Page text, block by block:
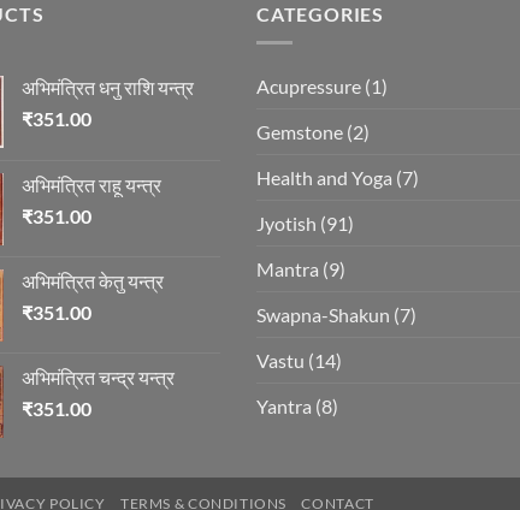
अभिमंत्रित धनु राशि यन्त्र
₹351.00
अभिमंत्रित राहू यन्त्र
₹351.00
अभिमंत्रित केतु यन्त्र
₹351.00
अभिमंत्रित चन्द्र यन्त्र
₹351.00
CATEGORIES
Acupressure (1)
Gemstone (2)
Health and Yoga (7)
Jyotish (91)
Mantra (9)
Swapna-Shakun (7)
Vastu (14)
Yantra (8)
POLICY TERMS & CONDITIONS CONTACT